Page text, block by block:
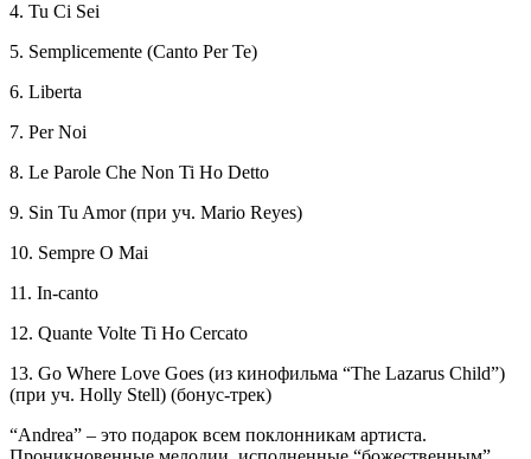
4. Tu Ci Sei
5. Semplicemente (Canto Per Te)
6. Liberta
7. Per Noi
8. Le Parole Che Non Ti Ho Detto
9. Sin Tu Amor (при уч. Mario Reyes)
10. Sempre О Mai
11. In-canto
12. Quante Volte Ti Ho Cercato
13. Go Where Love Goes (из кинофильма “The Lazarus Child”)
(при уч. Holly Stell) (бонус-трек)
“Аndrea” – это подарок всем поклонникам артиста.